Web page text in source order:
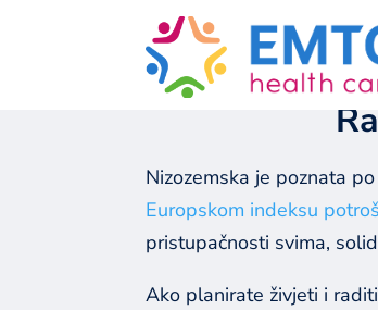
GO BACK
Nizozemska je poznata
Europskom indeksu
pristupačnosti svima,
Ako planirate živjeti i